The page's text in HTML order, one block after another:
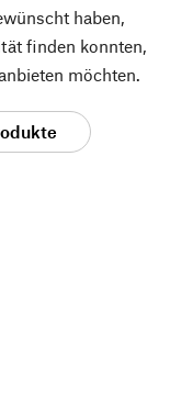
haben,
finden konnten,
möchten.